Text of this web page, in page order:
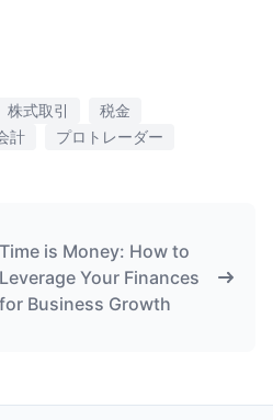
株式取引
税金
計
プロトレーダー
Time is Money: How to
Leverage Your Finances
for Business Growth